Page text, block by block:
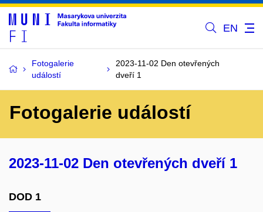
EN
Fotogalerie
událostí
2023-11-02 Den otevřených
dveří 1
Fotogalerie událostí
2023-11-02 Den otevřených dveří 1
DOD 1